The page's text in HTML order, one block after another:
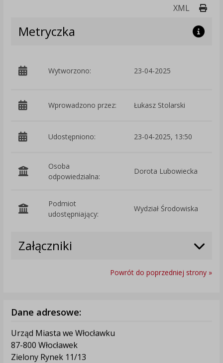
XML
Metryczka
Wytworzono: 23-04-2025
Wprowadzono przez: Łukasz Stolarski
Udostępniono: 23-04-2025, 13:50
Osoba
odpowiedzialna:
Dorota Lubowiecka
Podmiot
udostępniający:
Wydział Środowiska
Załączniki
Powrót do poprzedniej strony »
Dane adresowe:
Urząd Miasta we Włocławku
87-800 Włocławek
Zielony Rynek 11/13